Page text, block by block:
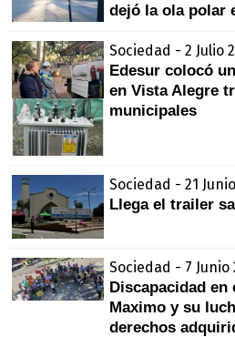
dejó la ola polar
Sociedad - 2 Julio
Edesur colocó
en Vista Alegre
municipales
Sociedad - 21
Llega el trailer
Sociedad - 7 Junio
Discapacidad
Maximo y su
derechos